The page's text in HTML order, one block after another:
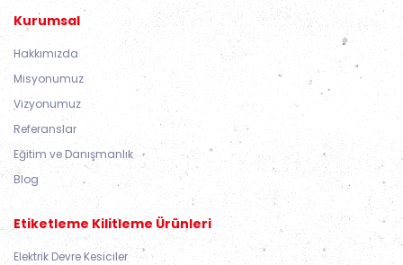
Kurumsal
Hakkımızda
Misyonumuz
Vizyonumuz
Referanslar
Eğitim ve Danışmanlık
Blog
Etiketleme Kilitleme Ürünleri
Elektrik Devre Kesiciler